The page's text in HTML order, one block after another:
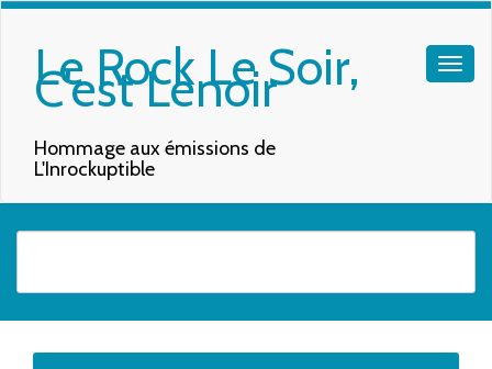
Le Rock Le Soir,
C'est Lenoir
Hommage aux émissions de
L'Inrockuptible